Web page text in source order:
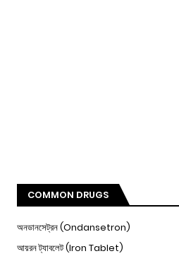
COMMON DRUGS
অনডানসেট্রন (Ondansetron)
আয়রন ট্যাবলেট (Iron Tablet)